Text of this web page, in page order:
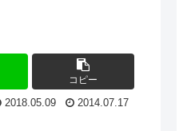
コピー
2018.05.09 2014.07.17